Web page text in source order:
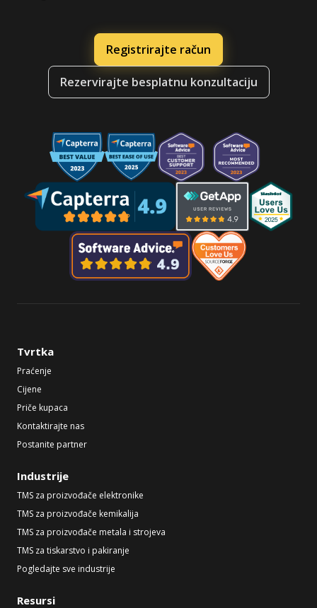
Registrirajte račun
Rezervirajte besplatnu konzultaciju
Tvrtka
Praćenje
Cijene
Priče kupaca
Kontaktirajte nas
Postanite partner
Industrije
TMS za proizvođače elektronike
TMS za proizvođače kemikalija
TMS za proizvođače metala i strojeva
TMS za tiskarstvo i pakiranje
Pogledajte sve industrije
Resursi